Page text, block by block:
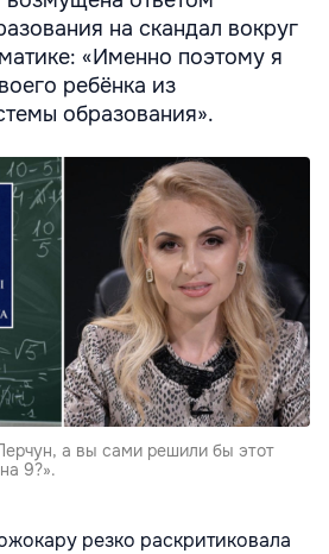
на скандал вокруг
«Именно поэтому я
ребёнка из
образования».
а вы сами решили бы этот
9?».
резко раскритиковала